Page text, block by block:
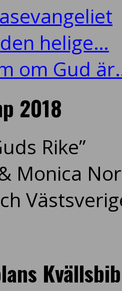
helige…
om Gud
2018
Rike”
Monica